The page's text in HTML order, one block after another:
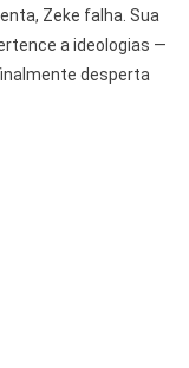
Zeke falha. Sua
a ideologias —
desperta